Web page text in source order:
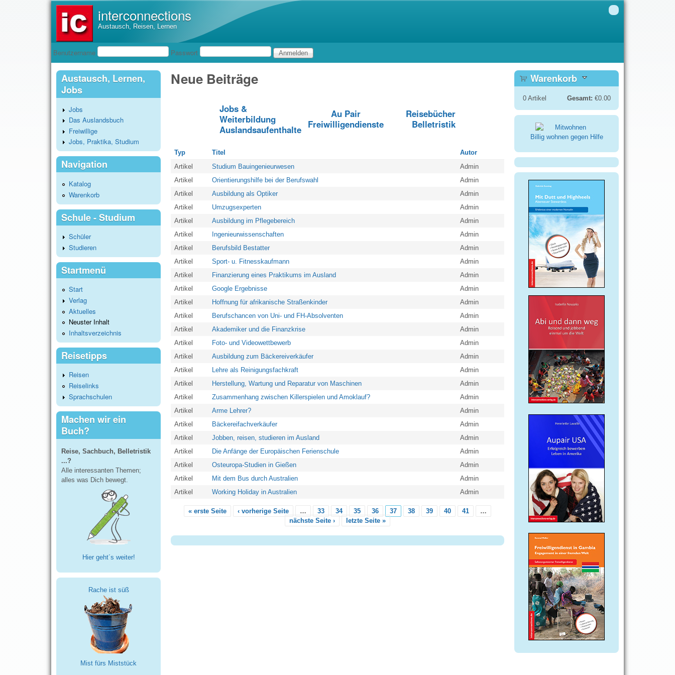
interconnections
Austausch, Reisen, Lernen
Benutzeranmeldung
Benutzername Passwort
Neue Beiträge
Jobs &
Weiterbildung
Auslandsaufenthalte
Au Pair
Freiwilligendienste
Reisebücher
Belletristik
Typ Titel
Autor
Artikel
Studium Bauingenieurwesen
Admin
Artikel
Orientierungshilfe bei der Berufswahl
Admin
Artikel
Ausbildung als Optiker
Admin
Artikel
Umzugsexperten
Admin
Artikel
Ausbildung im Pflegebereich
Admin
Artikel
Ingenieurwissenschaften
Admin
Artikel
Berufsbild Bestatter
Admin
Artikel
Sport- u. Fitnesskaufmann
Admin
Artikel
Finanzierung eines Praktikums im Ausland
Admin
Artikel
Google Ergebnisse
Admin
Artikel
Hoffnung für afrikanische Straßenkinder
Admin
Artikel
Berufschancen von Uni- und FH-Absolventen
Admin
Artikel
Akademiker und die Finanzkrise
Admin
Artikel
Foto- und Videowettbewerb
Admin
Artikel
Ausbildung zum Bäckereiverkäufer
Admin
Artikel
Lehre als Reinigungsfachkraft
Admin
Artikel
Herstellung, Wartung und Reparatur von Maschinen
Admin
Artikel
Zusammenhang zwischen Killerspielen und Amoklauf?
Admin
Artikel
Arme Lehrer?
Admin
Artikel
Bäckereifachverkäufer
Admin
Artikel
Jobben, reisen, studieren im Ausland
Admin
Artikel
Die Anfänge der Europäischen Ferienschule
Admin
Artikel
Osteuropa-Studien in Gießen
Admin
Artikel
Mit dem Bus durch Australien
Admin
Artikel
Working Holiday in Australien Admin
« erste Seite ‹ vorherige Seite … 33 34 35 36 37 38 39 40 41
…
nächste Seite ›
letzte Seite »
Austausch, Lernen,
Jobs
Jobs
Das Auslandsbuch
Freiwillige
Jobs, Praktika, Studium
Navigation
Katalog
Warenkorb
Schule - Studium
Schüler
Studieren
Startmenü
Start
Verlag
Aktuelles
Neuster Inhalt
Inhaltsverzeichnis
Reisetipps
Reisen
Reiselinks
Sprachschulen
Machen wir ein
Buch?
Reise, Sachbuch, Belletristik
...?
Alle interessanten Themen;
alles was Dich bewegt.
Hier geht´s weiter!
Rache ist süß
Mist fürs Miststück
Warenkorb
0Artikel Gesamt: €0.00
Billig wohnen gegen Hilfe